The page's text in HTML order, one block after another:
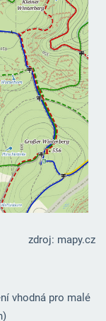
zdroj: mapy.cz
vhodná pro malé